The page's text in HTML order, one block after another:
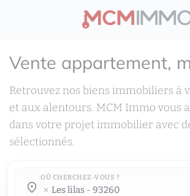
Vente appartement,
Retrouvez nos biens immobiliers à
et aux alentours. MCM Immo vous
dans votre projet immobilier avec
sélectionnés.
OÙ CHERCHEZ-VOUS ?
Où cherchez-vous ?
les lilas - 93260
Où cherchez-vous ?